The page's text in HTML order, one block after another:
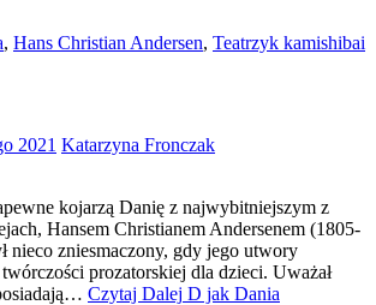
, Hans Christian Andersen, Teatrzyk kamishibai
2021 Katarzyna Fronczak
kojarzą Danię z najwybitniejszym z
Hansem Christianem Andersenem (1805-
nieco zniesmaczony, gdy jego utwory
prozatorskiej dla dzieci. Uważał
Czytaj Dalej D jak Dania